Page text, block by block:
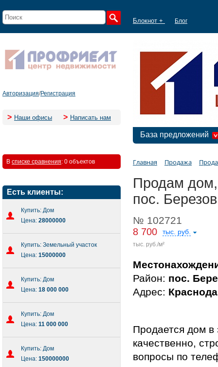
Блокнот + Блог
Авторизация/Регистрация
> Наши офисы > Написать нам
База предложений
В списке сравнения: 0 объектов
Есть клиенты:
Купить: Дом
Цена: 28000000
Купить: Земельный участок
Цена: 15000000
Купить: Дом
Цена: 18 000 000
Купить: Дом
Цена: 11 000 000
Купить: Дом
Цена: 150000000
Главная Продажа
Продам дом,
пос.
№ 102721
8 700 тыс. руб.
тыс. руб./м²
Район: пос.
Адрес:
Продается дом в
качественно,
вопросы по